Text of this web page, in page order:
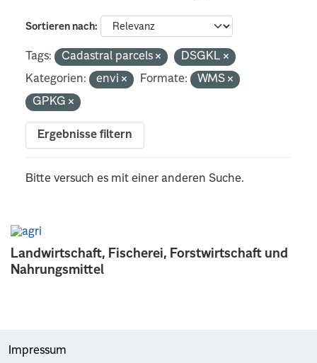
Landwirtschaft, Fischerei, Forstwirtschaft und
Nahrungsmittel
Sortieren nach
Tags: Cadastral parcels
DSGKL
Kategorien:
envi Formate:
WMS
GPKG
Ergebnisse filtern
Bitte versuch es mit einer anderen Suche.
Impressum